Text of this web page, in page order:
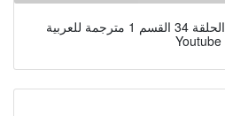
مسلسل العشق الممنوع الحلقة 34 القسم 1 مترجمة للعربية
Youtube